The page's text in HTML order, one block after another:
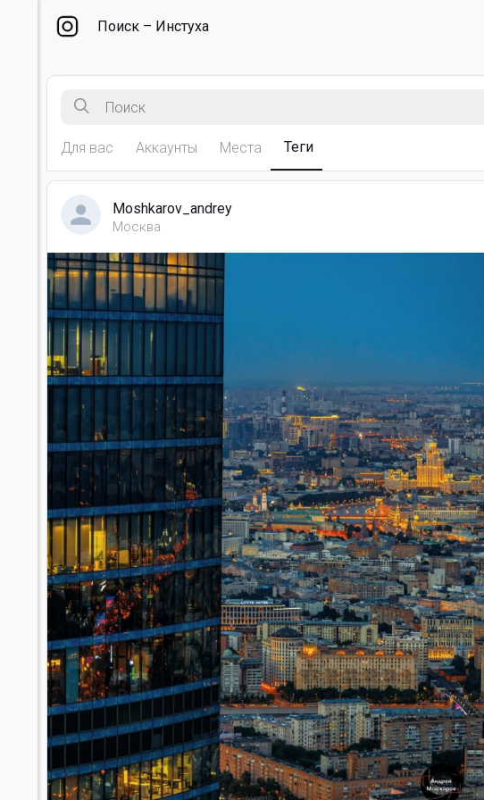
Поиск – Инстуха
Для вас Аккаунты Места Теги
Moshkarov_andrey
Москва